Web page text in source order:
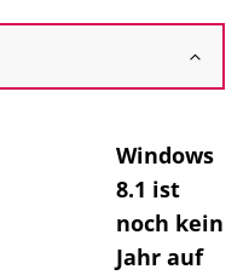
Windows
8.1 ist
noch kein
Jahr auf